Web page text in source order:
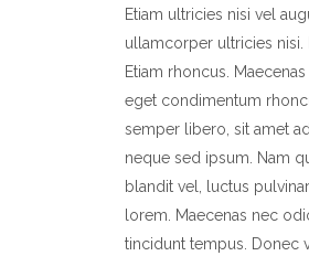
Etiam ultricies nisi vel
ullamcorper ultricies nisi.
Etiam rhoncus.
eget condimentum
semper libero, sit amet
neque sed ipsum. Nam
blandit vel, luctus
lorem. Maecenas nec
tincidunt tempus. Donec